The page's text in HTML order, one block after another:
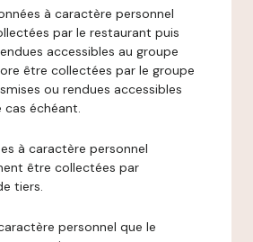
à caractère personnel
par le restaurant puis
accessibles au groupe
être collectées par le groupe
ou rendues accessibles
cas échéant.
à caractère personnel
être collectées par
tiers.
personnel que le